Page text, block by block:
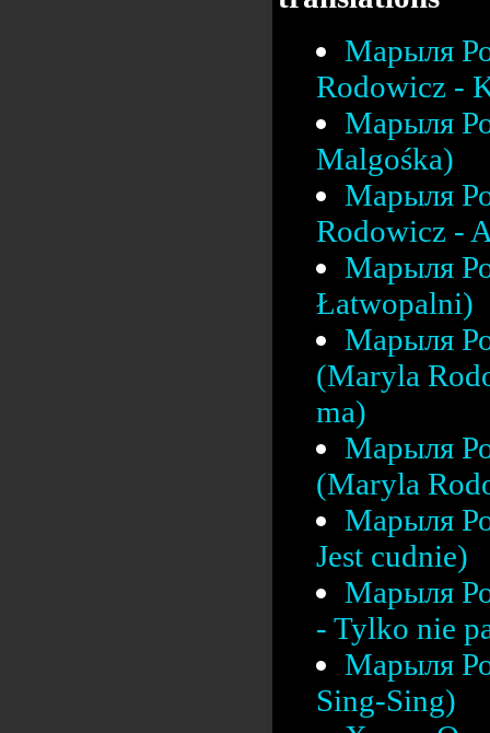
Марыля
Rodowicz -
Марыля
Malgośka)
Марыля
Rodowicz -
Марыля
Łatwopalni)
Марыля
(Maryla
ma)
Марыля
(Maryla
Марыля
Jest cudnie)
Марыля
- Tylko nie
Марыля
Sing-Sing)